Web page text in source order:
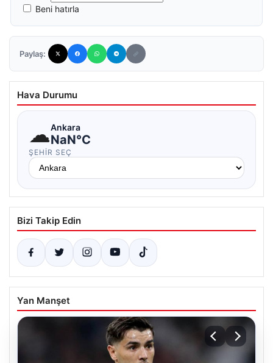
Beni hatırla
Paylaş:
Hava Durumu
☁Ankara
NaN°C
ŞEHIR SEÇ
Bizi Takip Edin
Yan Manşet